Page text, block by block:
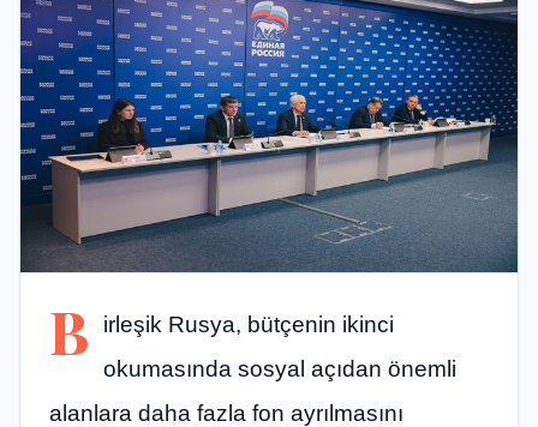
B
irleşik Rusya, bütçenin ikinci
okumasında sosyal açıdan önemli
alanlara daha fazla fon ayrılmasını